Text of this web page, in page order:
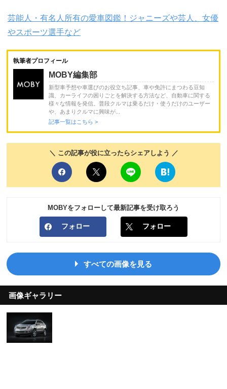
芸能人・有名人所有の愛車図鑑！ジャニーズや芸人、女優
やスポーツ選手など
執筆者プロフィール
MOBY編集部
新型車予想や車選びのお役立ち記事、車や免許にまつわる豆知
識、カーライフの困りごとを解決する方法など、自動車に関する
様々な情報を発信。普段クルマは乗るだけ・使うだけのユーザー
や、あまりクルマに興味が...
記事一覧はこちら >
＼ この記事が役に立ったらシェアしよう ／
MOBYをフォローして最新記事を受け取ろう
フォロー フォロー
すべての画像を見る
画像ギャラリー